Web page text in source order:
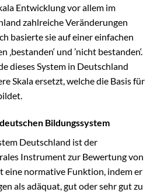
Entwicklung vor allem im
zahlreiche Veränderungen
basierte sie auf einer einfachen
und ’nicht bestanden‘.
dieses System in Deutschland
Skala ersetzt, welche die Basis für
Bildungssystem
Deutschland ist der
Instrument zur Bewertung von
eine normative Funktion, indem er
als adäquat, gut oder sehr gut zu